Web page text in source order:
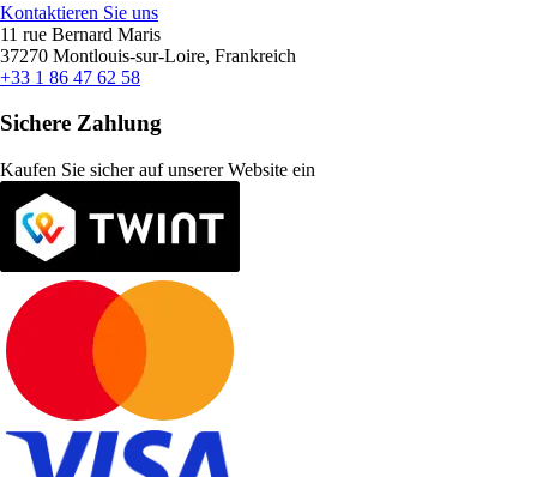
Kontaktieren Sie uns
11 rue Bernard Maris
37270 Montlouis-sur-Loire, Frankreich
+33 1 86 47 62 58
Sichere Zahlung
Kaufen Sie sicher auf unserer Website ein